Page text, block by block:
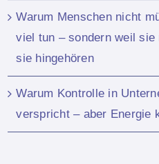
Warum Menschen nicht
viel tun – sondern weil
sie hingehören
Warum Kontrolle in
verspricht – aber Energie